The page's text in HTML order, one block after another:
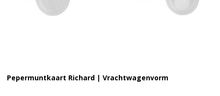
Pepermuntkaart Richard | Vrachtwagenvorm